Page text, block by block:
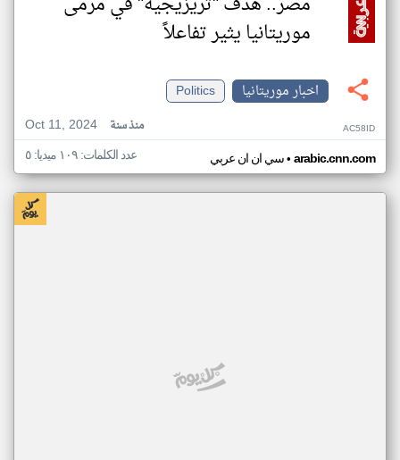
موريتانيا يثير تفاعلاً
اخبار موريتانيا
Politics
Oct 11, 2024
منذ سنة AC58ID
سي ان ان عربي• arabic.cnn.com عدد الكلمات: ١٠٩ ميديا: ٥